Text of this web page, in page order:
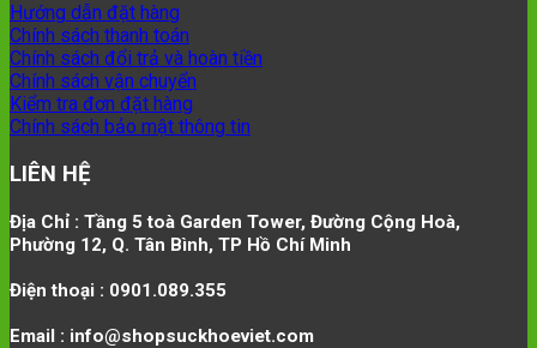
Hướng dẫn đặt hàng
Chính sách thanh toán
Chính sách đổi trả và hoàn tiền
Chính sách vận chuyển
Kiểm tra đơn đặt hàng
Chính sách bảo mật thông tin
LIÊN HỆ
Địa Chỉ : Tầng 5 toà Garden Tower, Đường Cộng Hoà,
Phường 12, Q. Tân Bình, TP Hồ Chí Minh
Điện thoại : 0901.089.355
Email : info@shopsuckhoeviet.com